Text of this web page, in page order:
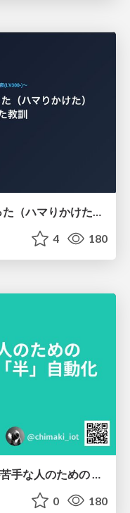
AWS ネットワーク構築でハマった（ハマりかけた） 5選とそこから得た教訓
4 180
0 180